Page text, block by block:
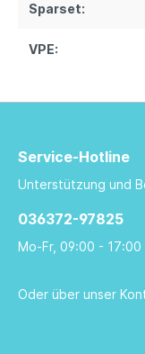
Sparset:
VPE:
Service-Hotline
Unterstützung und
036372-97825
Mo-Fr, 09:00 - 17:00
Oder über unser